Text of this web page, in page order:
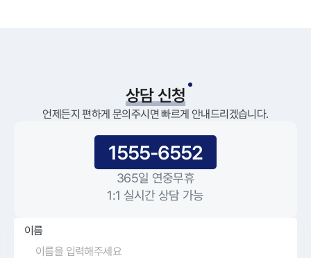
상담 신청
언제든지 편하게 문의주시면 빠르게 안내드리겠습니다.
1555-6552
365일 연중무휴
1:1 실시간 상담 가능
이름